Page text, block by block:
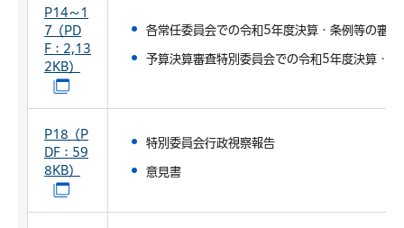
P14～1
7（PD
F：2,13
2KB）
各常任委員会での令和5年度決算・条例等の審査
予算決算審査特別委員会での令和5年度決算・
P18（P
DF：59
8KB）
特別委員会行政視察報告
意見書